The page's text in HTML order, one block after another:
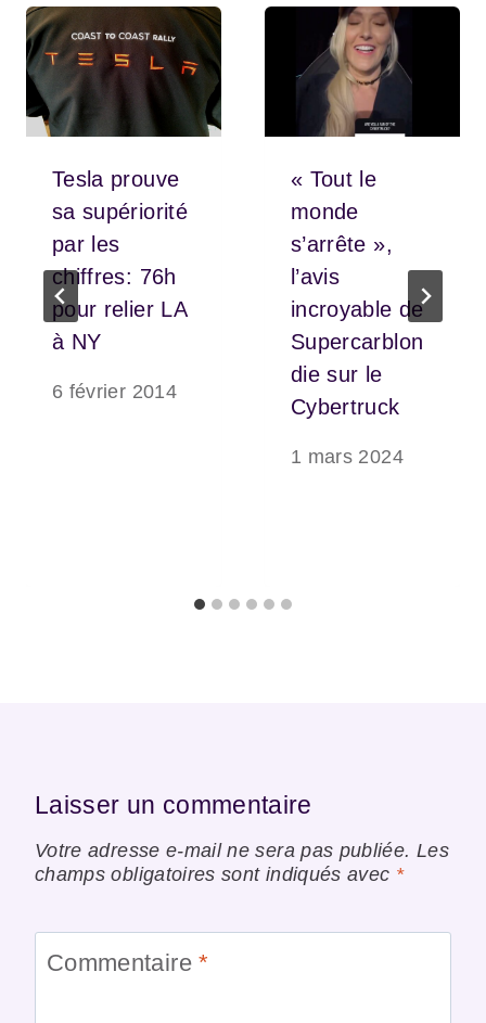
Tesla prouve
sa supériorité
par les
chiffres: 76h
pour relier LA
à NY
6 février 2014
« Tout le
monde
s’arrête »,
l’avis
incroyable de
Supercarblon
die sur le
Cybertruck
1 mars 2024
Laisser un commentaire
Votre adresse e-mail ne sera pas publiée. Les
champs obligatoires sont indiqués avec *
Commentaire*